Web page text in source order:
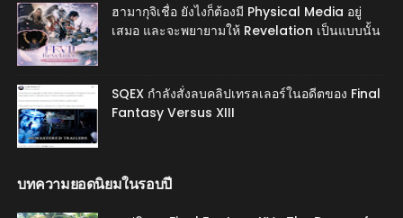
ฮามากุจิเชื่อ ยังไงก็ต้องมี Physical Media อยู่
เสมอ และจะพยายามให้ Revelation เป็นแบบนั้น
SQEX กำลังสั่งลบคลิปเทรลเลอร์ในอดีตของ Final
Fantasy Versus XIII
บทความยอดนิยมในรอบปี